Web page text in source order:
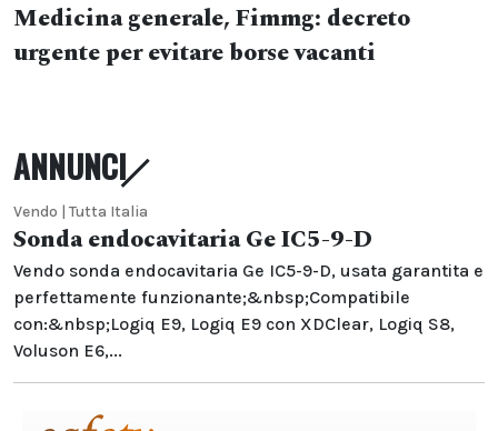
Medicina generale, Fimmg: decreto
urgente per evitare borse vacanti
ANNUNCI
Vendo | Tutta Italia
Sonda endocavitaria Ge IC5-9-D
Vendo sonda endocavitaria Ge IC5-9-D, usata garantita e
perfettamente funzionante;&nbsp;Compatibile
con:&nbsp;Logiq E9, Logiq E9 con XDClear, Logiq S8,
Voluson E6,...